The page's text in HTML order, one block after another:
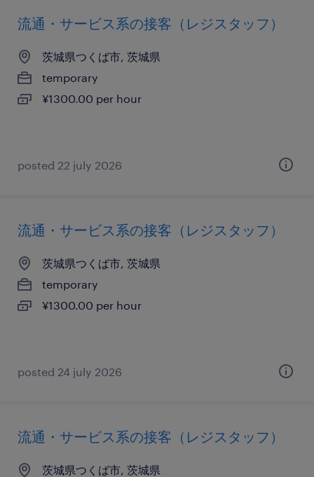
流通・サービス系の接客（レジスタッフ）
茨城県つくば市, 茨城県
temporary
¥1300.00 per hour
posted 22 july 2026
流通・サービス系の接客（レジスタッフ）
茨城県つくば市, 茨城県
temporary
¥1300.00 per hour
posted 24 july 2026
流通・サービス系の接客（レジスタッフ）
茨城県つくば市, 茨城県